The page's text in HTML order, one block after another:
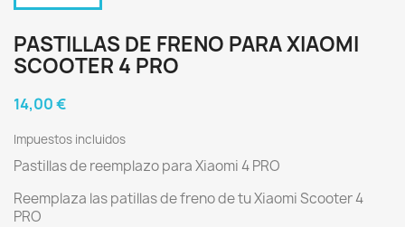
PASTILLAS DE FRENO PARA XIAOMI
SCOOTER 4 PRO
14,00 €
Impuestos incluidos
Pastillas de reemplazo para Xiaomi 4 PRO
Reemplaza las patillas de freno de tu Xiaomi Scooter 4
PRO